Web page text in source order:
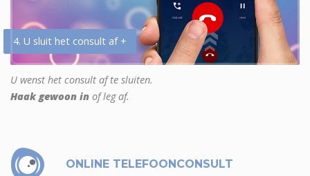
4. U sluit het consult af +
U wenst het consult af te sluiten.
Haak gewoon in of leg af.
ONLINE TELEFOONCONSULT